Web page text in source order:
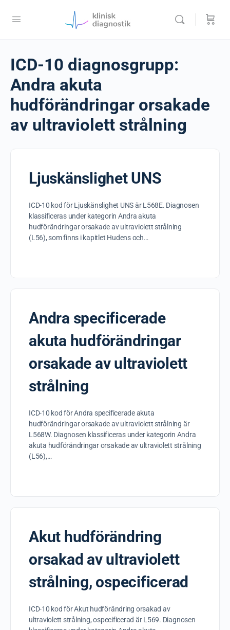
ICD-10 diagnosgrupp:
Andra akuta
hudförändringar orsakade
av ultraviolett strålning
Ljuskänslighet UNS
ICD-10 kod för Ljuskänslighet UNS är L568E. Diagnosen
klassificeras under kategorin Andra akuta
hudförändringar orsakade av ultraviolett strålning
(L56), som finns i kapitlet Hudens och…
Andra specificerade
akuta hudförändringar
orsakade av ultraviolett
strålning
ICD-10 kod för Andra specificerade akuta
hudförändringar orsakade av ultraviolett strålning är
L568W. Diagnosen klassificeras under kategorin Andra
akuta hudförändringar orsakade av ultraviolett strålning
(L56),…
Akut hudförändring
orsakad av ultraviolett
strålning, ospecificerad
ICD-10 kod för Akut hudförändring orsakad av
ultraviolett strålning, ospecificerad är L569. Diagnosen